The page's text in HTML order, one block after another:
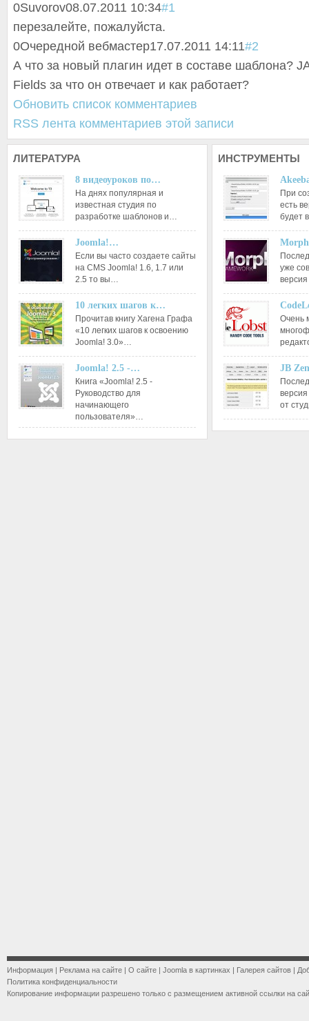
0Suvorov08.07.2011 10:34#1
перезалейте, пожалуйста.
0Очередной вебмастер17.07.2011 14:11#2
А что за новый плагин идет в составе шаблона?
Fields за что он отвечает и как работает?
Обновить список комментариев
RSS лента комментариев этой записи
ЛИТЕРАТУРА
8 видеоуроков по…
На днях популярная и
известная студия по
разработке шаблонов и…
Joomla!…
Если вы часто создаете сайты
на CMS Joomla! 1.6, 1.7 или
2.5 то вы…
10 легких шагов к…
Прочитав книгу Хагена Графа
«10 легких шагов к освоению
Joomla! 3.0»…
Joomla! 2.5 -…
Книга «Joomla! 2.5 -
Руководство для
начинающего
пользователя»…
ИНСТРУМЕНТЫ
При
есть
будет
уже
Очень
JB
от
Информация | Реклама на сайте | О сайте | Joomla в картинках | Галерея сайтов |
Политика конфиденциальности
Копирование информации разрешено только с размещением активной ссылки на